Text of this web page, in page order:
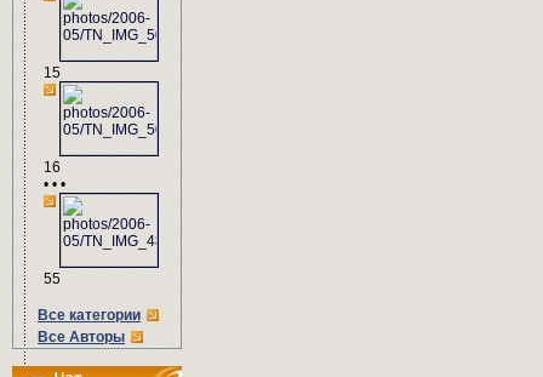
15
16
• • •
55
Все категории
Все Авторы